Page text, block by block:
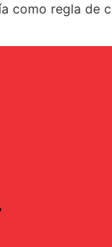
como regla de